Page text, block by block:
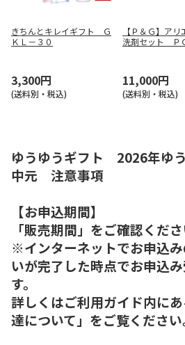
きちんとキレイギフト Ｇ
ＫＬ－３０
3,300円
(送料別・税込)
【Ｐ＆Ｇ】ア
洗剤セット Ｐ
11,000円
(送料別・税込)
ゆうゆうギフト 2026年ゆ
中元 注意事項
【お申込期間】
「販売期間」をご確認くださ
※インターネットでお申込
いが完了した時点でお申込
す。
詳しくはご利用ガイド内に
達について」をご覧ください